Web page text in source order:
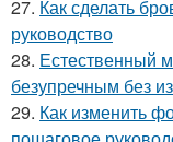
27. Как сделать
руководство
28. Естественный
безупречным без
29. Как изменить